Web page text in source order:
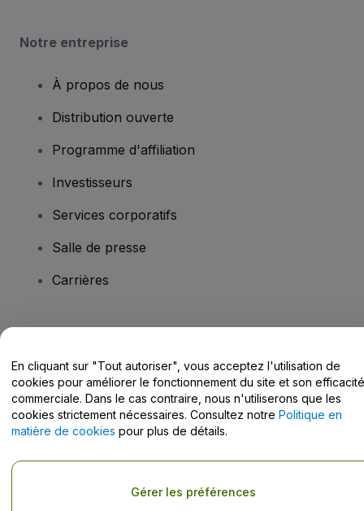
Notre entreprise
À propos de nous
Distribution ouverte
Programme d'affiliation
Investisseurs
Services corporatifs
Salle de presse
Carrières
Centre d'assistance / Nous contacter
En utilisant ce site web, vous acceptez les
Politique de confidentialité, la Politique en matière de cookies
En cliquant sur "Tout autoriser", vous acceptez l'utilisation de
cookies pour améliorer le fonctionnement du site et son efficacité
commerciale. Dans le cas contraire, nous n'utiliserons que les
cookies strictement nécessaires. Consultez notre Politique en
matière de cookies pour plus de détails.
Gérer les préférences